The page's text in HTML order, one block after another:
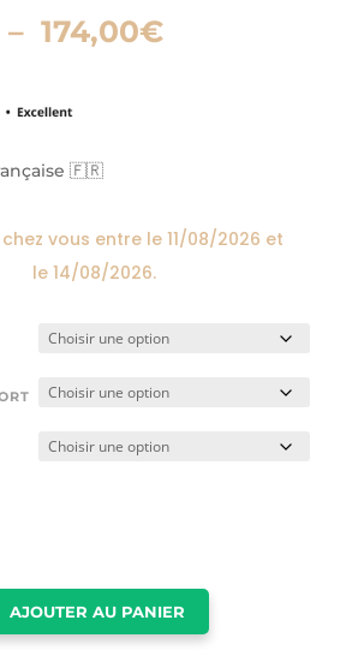
– 174,00€Plage
🇫🇷
chez vous entre le 11/08/2026 et
le14/08/2026.
AJOUTER AU PANIER